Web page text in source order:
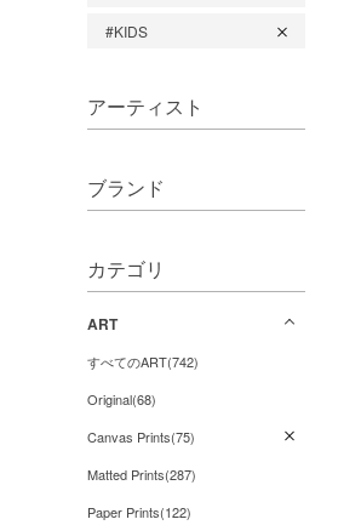
#KIDS
アーティスト
ブランド
カテゴリ
ART
すべてのART(742)
Original(68)
Canvas Prints(75)
Matted Prints(287)
Paper Prints(122)